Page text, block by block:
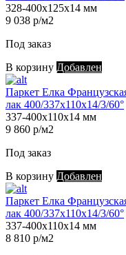
328-400х125х14 мм
9 038 р/м2
Под заказ
В корзину Добавлен
Паркет Елка
лак 400/337х110х14/3/60°
337-400х110х14 мм
9 860 р/м2
Под заказ
В корзину Добавлен
Паркет Елка
лак 400/337х110х14/3/60°
337-400х110х14 мм
8 810 р/м2